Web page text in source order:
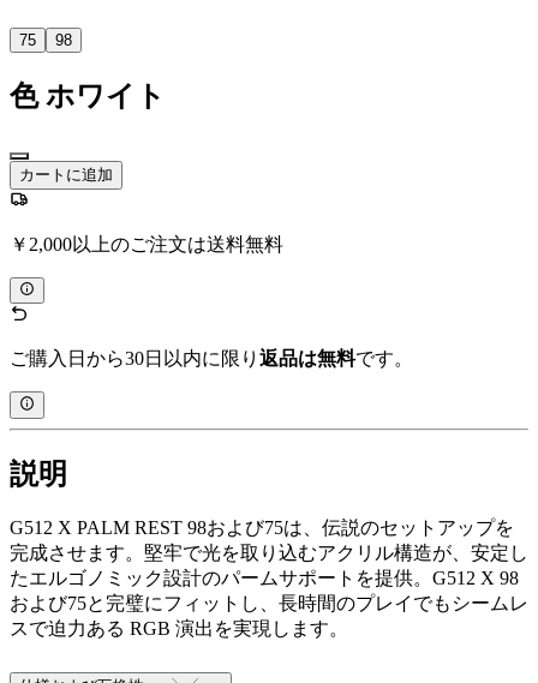
75 98
色 ホワイト
カートに追加
￥2,000以上のご注文は送料無料
ご購入日から30日以内に限り 返品は無料です。
説明
G512 X PALM REST 98および75は、伝説のセットアップを
完成させます。堅牢で光を取り込むアクリル構造が、安定し
たエルゴノミック設計のパームサポートを提供。G512 X 98
および75と完璧にフィットし、長時間のプレイでもシームレ
スで迫力ある RGB 演出を実現します。